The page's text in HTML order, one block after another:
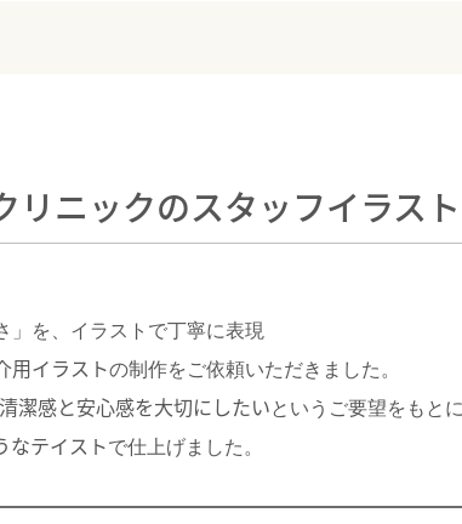
リニックのスタッフイラス
」を、イラストで丁寧に表現
用イラストの制作をご依頼いただきました。
清潔感と安心感を大切にしたいというご要望をもと
なテイストで仕上げました。